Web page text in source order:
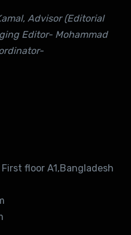
Advisor (Editorial
Editor- Mohammad
floor A1,Bangladesh